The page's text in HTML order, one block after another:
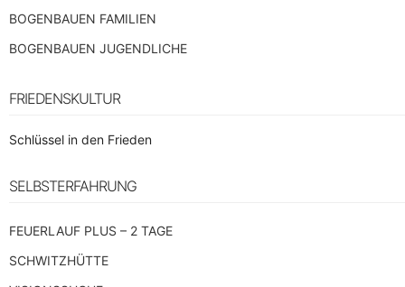
BOGENBAUEN FAMILIEN
BOGENBAUEN JUGENDLICHE
FRIEDENSKULTUR
Schlüssel in den Frieden
SELBSTERFAHRUNG
FEUERLAUF PLUS – 2 TAGE
SCHWITZHÜTTE